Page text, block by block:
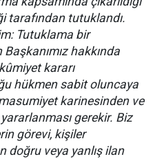
tarafından tutuklandı.
Tutuklama bir
hakkında
kararı
hükmen sabit oluncaya
karinesinden ve
gerekir. Biz
görevi, kişiler
doğru veya yanlış ilan